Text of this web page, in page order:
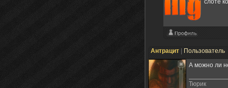
слоте
Антрацит Пользователь
А можно ли
Тюрик